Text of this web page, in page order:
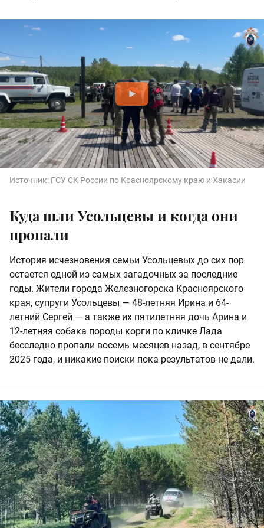
Источник: ГСУ СК России по Красноярскому краю и Хакасии
Куда шли Усольцевы и когда они
пропали
История исчезновения семьи Усольцевых до сих пор
остается одной из самых загадочных за последние
годы. Жители города Железногорска Красноярского
края, супруги Усольцевы — 48-летняя Ирина и 64-
летний Сергей — а также их пятилетняя дочь Арина и
12-летняя собака породы корги по кличке Лада
бесследно пропали восемь месяцев назад, в сентябре
2025 года, и никакие поиски пока результатов не дали.